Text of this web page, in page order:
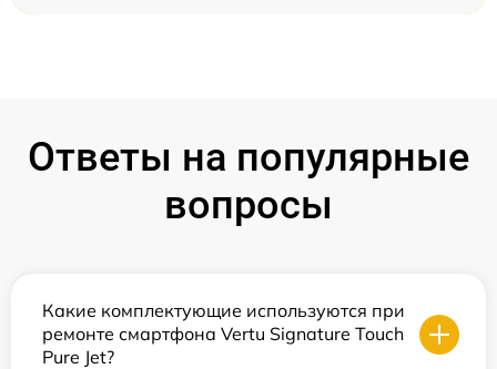
Ответы на популярные
вопросы
Какие комплектующие используются при
ремонте смартфона Vertu Signature Touch
Pure Jet?